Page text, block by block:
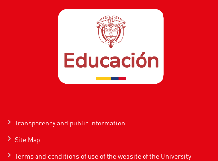
Transparency and public information
Site Map
Terms and conditions of use of the website of the University